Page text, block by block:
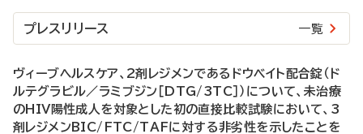
プレスリリース 一覧
ヴィーブヘルスケア、2剤レジメンであるドウベイト配合錠（ド
ルテグラビル／ラミブジン［DTG/3TC］）について、未治療
のHIV陽性成人を対象とした初の直接比較試験において、3
剤レジメンBIC/FTC/TAFに対する非劣性を示したことを